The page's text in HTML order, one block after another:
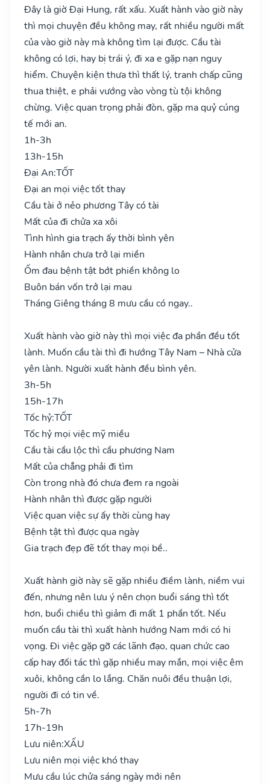
Đây là giờ Đại Hung, rất xấu. Xuất hành vào giờ này
thì mọi chuyện đều không may, rất nhiều người mất
của vào giờ này mà không tìm lại được. Cầu tài
không có lợi, hay bị trái ý, đi xa e gặp nạn nguy
hiểm. Chuyện kiện thưa thì thất lý, tranh chấp cũng
thua thiệt, e phải vướng vào vòng tù tội không
chừng. Việc quan trọng phải đòn, gặp ma quỷ cúng
tế mới an.
1h-3h
13h-15h
Đại An:TỐT
Đại an mọi việc tốt thay
Cầu tài ở nẻo phương Tây có tài
Mất của đi chửa xa xôi
Tình hình gia trạch ấy thời bình yên
Hành nhân chưa trở lại miền
Ốm đau bệnh tật bớt phiền không lo
Buôn bán vốn trở lại mau
Tháng Giêng tháng 8 mưu cầu có ngay..
Xuất hành vào giờ này thì mọi việc đa phần đều tốt
lành. Muốn cầu tài thì đi hướng Tây Nam – Nhà cửa
yên lành. Người xuất hành đều bình yên.
3h-5h
15h-17h
Tốc hỷ:TỐT
Tốc hỷ mọi việc mỹ miều
Cầu tài cầu lộc thì cầu phương Nam
Mất của chẳng phải đi tìm
Còn trong nhà đó chưa đem ra ngoài
Hành nhân thì được gặp người
Việc quan việc sự ấy thời cùng hay
Bệnh tật thì được qua ngày
Gia trạch đẹp đẽ tốt thay mọi bề..
Xuất hành giờ này sẽ gặp nhiều điềm lành, niềm vui
đến, nhưng nên lưu ý nên chọn buổi sáng thì tốt
hơn, buổi chiều thì giảm đi mất 1 phần tốt. Nếu
muốn cầu tài thì xuất hành hướng Nam mới có hi
vọng. Đi việc gặp gỡ các lãnh đạo, quan chức cao
cấp hay đối tác thì gặp nhiều may mắn, mọi việc êm
xuôi, không cần lo lắng. Chăn nuôi đều thuận lợi,
người đi có tin về.
5h-7h
17h-19h
Lưu niên:XẤU
Lưu niên mọi việc khó thay
Mưu cầu lúc chửa sáng ngày mới nên